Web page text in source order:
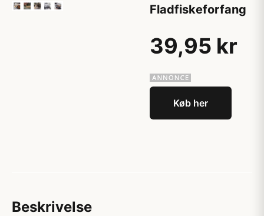
Fladfiskeforfang
39,95 kr
Køb her
Beskrivelse